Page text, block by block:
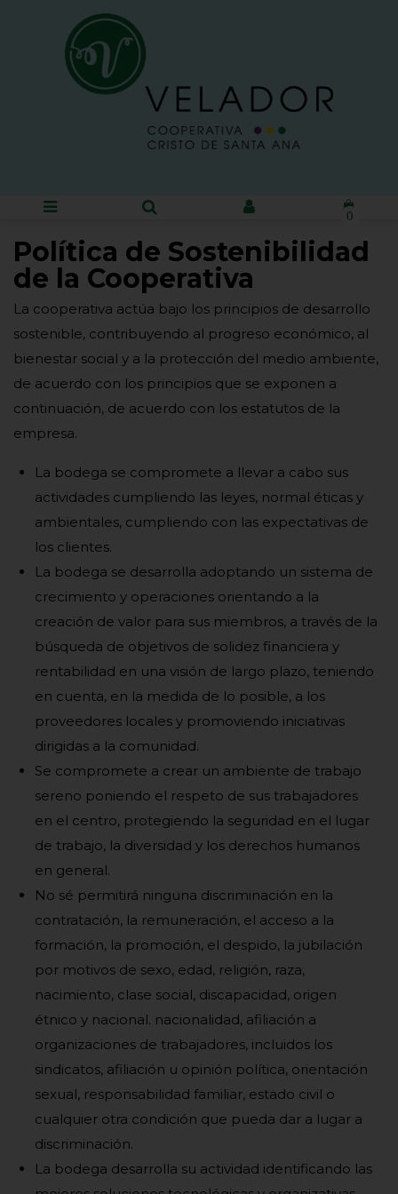
0
Política de Sostenibilidad
de la Cooperativa
La cooperativa actúa bajo los principios de desarrollo
sostenible, contribuyendo al progreso económico, al
bienestar social y a la protección del medio ambiente,
de acuerdo con los principios que se exponen a
continuación, de acuerdo con los estatutos de la
empresa.
La bodega se compromete a llevar a cabo sus
actividades cumpliendo las leyes, normal éticas y
ambientales, cumpliendo con las expectativas de
los clientes.
La bodega se desarrolla adoptando un sistema de
crecimiento y operaciones orientando a la
creación de valor para sus miembros, a través de la
búsqueda de objetivos de solidez financiera y
rentabilidad en una visión de largo plazo, teniendo
en cuenta, en la medida de lo posible, a los
proveedores locales y promoviendo iniciativas
dirigidas a la comunidad.
Se compromete a crear un ambiente de trabajo
sereno poniendo el respeto de sus trabajadores
en el centro, protegiendo la seguridad en el lugar
de trabajo, la diversidad y los derechos humanos
en general.
No sé permitirá ninguna discriminación en la
contratación, la remuneración, el acceso a la
formación, la promoción, el despido, la jubilación
por motivos de sexo, edad, religión, raza,
nacimiento, clase social, discapacidad, origen
étnico y nacional. nacionalidad, afiliación a
organizaciones de trabajadores, incluidos los
sindicatos, afiliación u opinión política, orientación
sexual, responsabilidad familiar, estado civil o
cualquier otra condición que pueda dar a lugar a
discriminación.
La bodega desarrolla su actividad identificando las